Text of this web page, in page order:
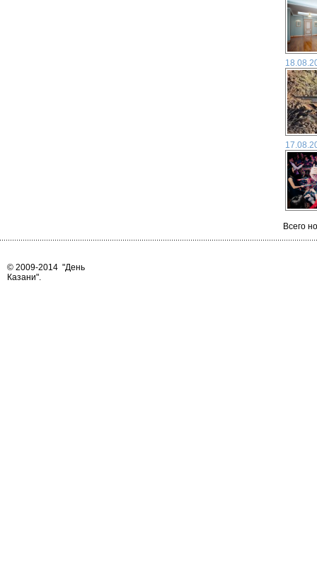
Всего
© 2009-2014 "День
Казани".